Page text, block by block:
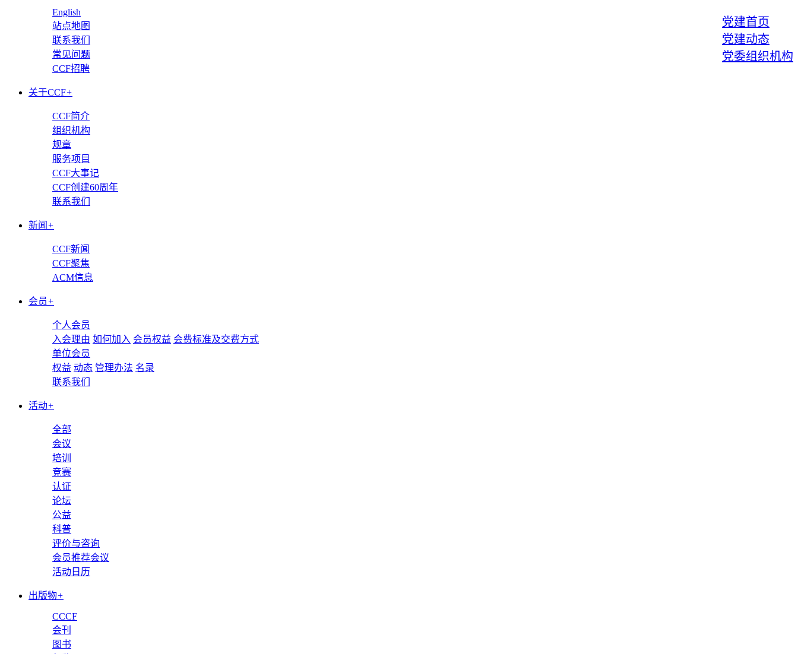
党建首页
党建动态
党委组织机构
English
站点地图
联系我们
常见问题
CCF招聘
关于CCF+
CCF简介
组织机构
规章
服务项目
CCF大事记
CCF创建60周年
联系我们
新闻 +
CCF新闻
CCF聚焦
ACM信息
会员+
个人会员
入会理由 如何加入 会员权益 会费标准及交费方式
单位会员
权益 动态 管理办法 名录
联系我们
活动+
全部
会议
培训
竞赛
认证
论坛
公益
科普
评价与咨询
会员推荐会议
活动日历
出版物+
CCCF
会刊
图书